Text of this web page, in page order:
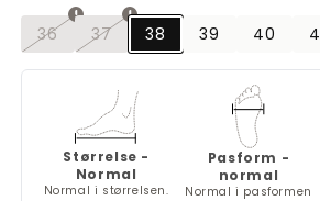
36
Varianten
utilgængelig
37
Varianten
eller
utilgængelig
38 39 40
Størrelse -
Normal
Normal i størrelsen.
Pasform -
normal
Normal i pasformen